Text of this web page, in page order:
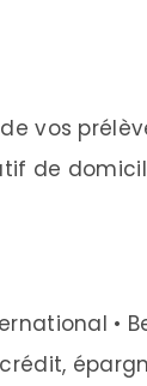
vos
de
•